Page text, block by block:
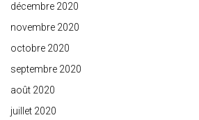
décembre 2020
novembre 2020
octobre 2020
septembre 2020
août 2020
juillet 2020